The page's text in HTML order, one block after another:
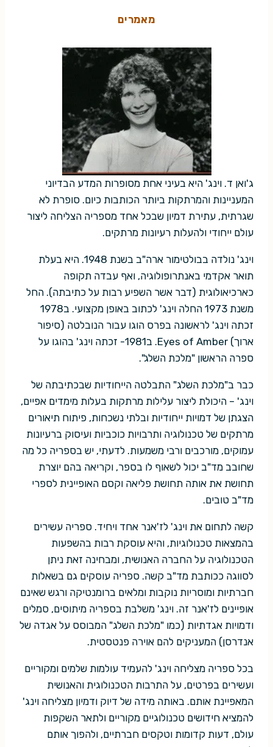
מאמרים
ג'ואן ד. וינג' היא בעיני אחת מסופרות המדע הבדיוני
המעניינות והמרתקות ביותר הכותבות כיום. סופרת לא
שגרתית, עתירת דמיון שבכל אחד מספריה הצליחה ליצור
עולם ייחודי ולהעלות רעיונות מרתקים.
וינג' נולדה בבולטימור ארה"ב בשנת 1948. היא בעלת
תואר אקדמי באנתרופולוגיה, ואף עבדה תקופה
כארכיאולוגית (דבר אשר השפיע רבות על כתיבתה). החל
משנת 1973 החלה וינג' לכתוב באופן מקצועי. ב1978
זכתה וינג' לראשונה בפרס הוגו עבור הנובלטה (סיפור
ארוך) Eyes of Amber. ב1981- זכתה וינג' בהוגו על
ספרה הראשון "מלכת השלג".
כבר ב"מלכת השלג" התבלטה הייחודיות שבכתיבתה של
וינג' – היכולת ליצור עלילות מרתקות בעלות מימדים אפיים,
הצגתן של דמויות ייחודיות ובלתי נשכחות, פיתוח תיאורים
מרתקים של טכנולוגיה ותרבויות כוכביות ועיסוק ברעיונות
עמוקים, מורכבים ורבי משמעות. לדעתי, יש בספריה כל מה
שחובב מד"ב יכול לשאוף לו בספר, וקריאה בהם יוצרת
תחושת את אותה תחושת פליאה וקסם האופיינית לספרי
מד"ב טובים.
קשה לתחום את וינג' לז'אנר אחד ויחיד. ספריה עשירים
בהמצאות טכנולוגיות, והיא עוסקת רבות בהשפעות
הטכנולוגיה על החברה האנושית, ומבחינה זאת ניתן
לסווגה ככותבת מד"ב קשה. ספריה עוסקים גם בשאלות
חברתיות ומוסריות נוקבות ומלאים ברומנטיקה ורגש שאינם
אופיינים לז'אנר זה. וינג' משלבת בספריה מיתוסים, סמלים
ודמויות אגדתיות (כמו "מלכת השלג" המבוסס על אגדה של
אנדרסן) המעניקים להם אוירה פנטסטית.
בכל ספריה מצליחה וינג' להעמיד עולמות שלמים ומקוריים
ועשירים בפרטים, על התרבות הטכנולוגית והאנושית
המאפיינת אותם. באותה מידה של דיוק ודמיון מצליחה וינג'
להמציא חידושים טכנולוגיים מקוריים ולתאר השקפות
עולם, דעות קדומות וטקסים חברתיים, ולהפוך אותם